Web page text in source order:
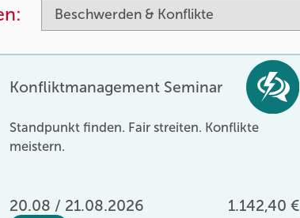
Konfliktmanagement Seminar
Standpunkt finden. Fair streiten. Konflikte
meistern.
20.08 / 21.08.2026 1.142,40 €